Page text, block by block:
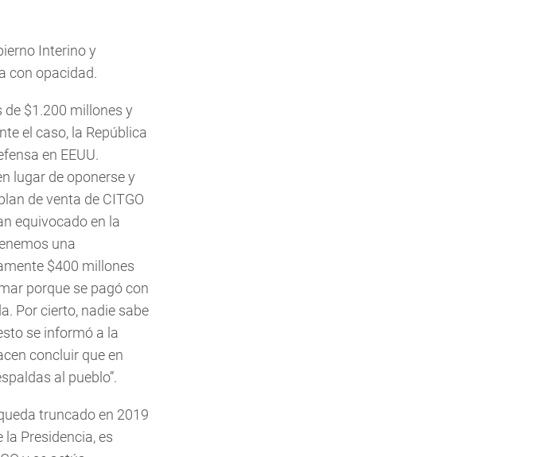
Interino y
con opacidad.
$1.200 millones y
el caso, la República
en EEUU.
lugar de oponerse y
de venta de CITGO
equivocado en la
una
$400 millones
porque se pagó con
Por cierto, nadie sabe
se informó a la
concluir que en
al pueblo”.
truncado en 2019
Presidencia, es